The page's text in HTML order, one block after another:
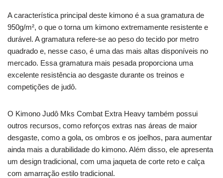
A característica principal deste kimono é a sua gramatura de
950g/m², o que o torna um kimono extremamente resistente e
durável. A gramatura refere-se ao peso do tecido por metro
quadrado e, nesse caso, é uma das mais altas disponíveis no
mercado. Essa gramatura mais pesada proporciona uma
excelente resistência ao desgaste durante os treinos e
competições de judô.
O Kimono Judô Mks Combat Extra Heavy também possui
outros recursos, como reforços extras nas áreas de maior
desgaste, como a gola, os ombros e os joelhos, para aumentar
ainda mais a durabilidade do kimono. Além disso, ele apresenta
um design tradicional, com uma jaqueta de corte reto e calça
com amarração estilo tradicional.